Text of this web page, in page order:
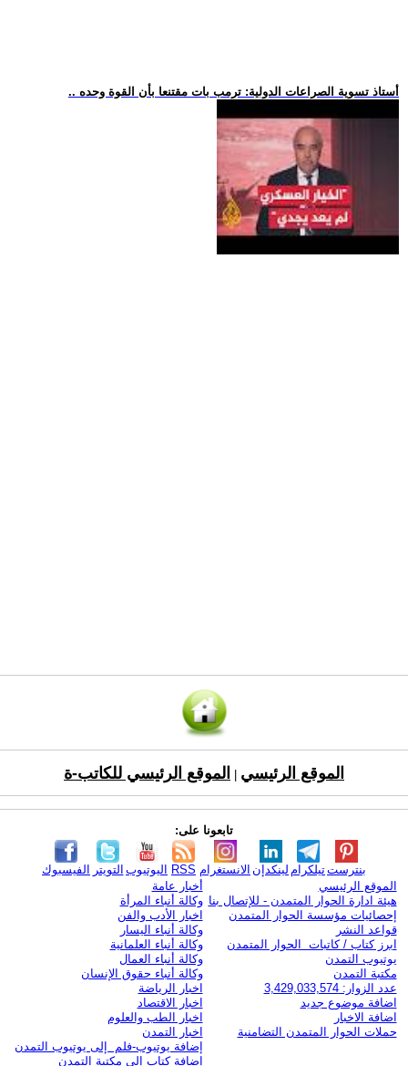
.. أستاذ تسوية الصراعات الدولية: ترمب بات مقتنعا بأن القوة وحده
الموقع الرئيسي الموقع الرئيسي للكاتب-ة
تابعونا على:
الفيسبوك التويتر اليوتيوب RSS الانستغرام لينكدإن تيلكرامبنترست
الموقع الرئيسي
هيئة ادارة الحوار المتمدن - للإتصال بنا
إحصائيات مؤسسة الحوار المتمدن
قواعد النشر
ابرز كتاب / كاتبات الحوار المتمدن
يوتيوب التمدن
مكتبة التمدن
عدد الزوار: 3,429,033,574
اضافة موضوع جديد
اضافة الاخبار
حملات الحوار المتمدن التضامنية
أخبار عامة
وكالة أنباء المرأة
اخبار الأدب والفن
وكالة أنباء اليسار
وكالة أنباء العلمانية
وكالة أنباء العمال
وكالة أنباء حقوق الإنسان
اخبار الرياضة
اخبار الاقتصاد
اخبار الطب والعلوم
اخبار التمدن
إضافة يوتيوب-فلم إلى يوتيوب التمدن
إضافة كتاب إلى مكتبة التمدن